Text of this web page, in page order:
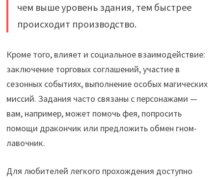
чем выше уровень здания, тем быстрее
происходит производство.
Кроме того, влияет и социальное взаимодействие:
заключение торговых соглашений, участие в
сезонных событиях, выполнение особых магических
миссий. Задания часто связаны с персонажами —
вам, например, может помочь фея, попросить
помощи дракончик или предложить обмен гном-
лавочник.
Для любителей легкого прохождения доступно